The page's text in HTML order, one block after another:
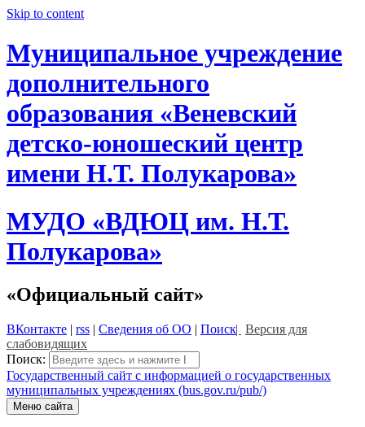
Skip to content
Муниципальное учреждение
дополнительного
образования «Веневский
детско-юношеский центр
имени Н.Т. Полукарова»
МУДО «ВДЮЦ им. Н.Т.
Полукарова»
«Официальный сайт»
ВКонтакте | rss | Сведения об ОО | Поиск| Версия для
слабовидящих
Поиск:
Государственный сайт с информацией о государственных
муниципальных учреждениях (bus.gov.ru/pub/)
Меню сайта